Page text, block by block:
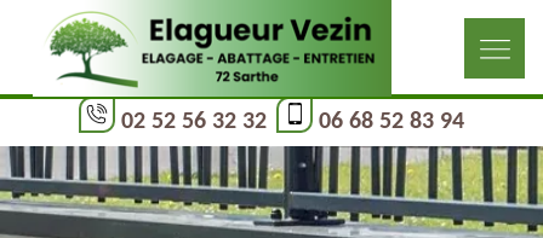
02 52 56 32 32 06 68 52 83 94